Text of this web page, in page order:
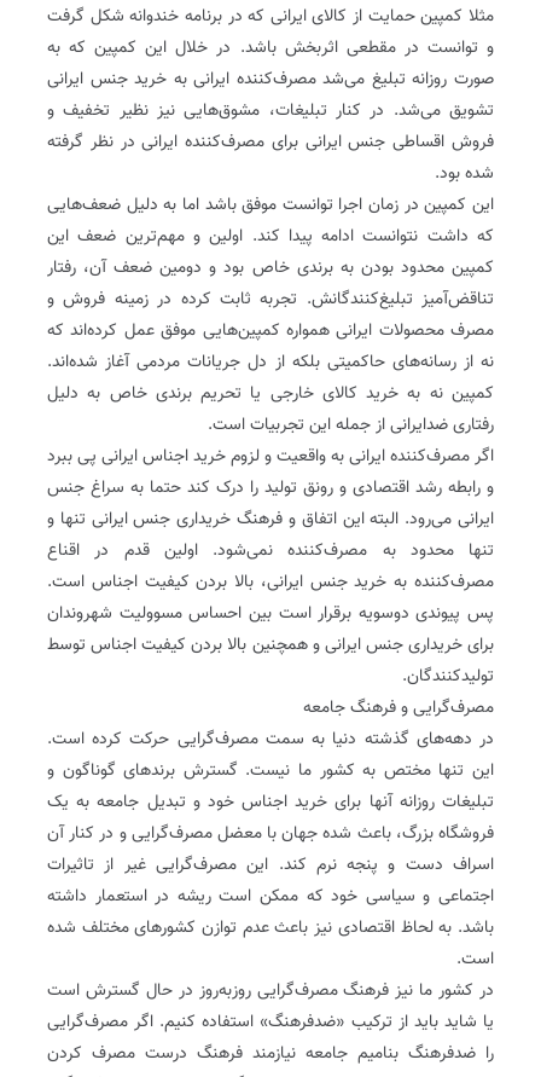
مثلا کمپین حمایت از کالای ایرانی که در برنامه خندوانه شکل گرفت
و توانست در مقطعی اثربخش باشد. در خلال این کمپین که به
صورت روزانه تبلیغ می‌شد مصرف‌کننده ایرانی به خرید جنس ایرانی
تشویق می‌شد. در کنار تبلیغات، مشوق‌هایی نیز نظیر تخفیف و
فروش اقساطی جنس ایرانی برای مصرف‌کننده ایرانی در نظر گرفته
شده بود.
این کمپین در زمان اجرا توانست موفق باشد اما به دلیل ضعف‌هایی
که داشت نتوانست ادامه پیدا کند. اولین و مهم‌ترین ضعف این
کمپین محدود بودن به برندی خاص بود و دومین ضعف آن، رفتار
تناقض‌آمیز تبلیغ‌کنندگانش. تجربه ثابت کرده در زمینه فروش و
مصرف محصولات ایرانی همواره کمپین‌هایی موفق عمل کرده‌اند که
نه از رسانه‌های حاکمیتی بلکه از دل جریانات مردمی آغاز شده‌اند.
کمپین نه به خرید کالای خارجی یا تحریم برندی خاص به دلیل
رفتاری ضدایرانی از جمله این تجربیات است.
اگر مصرف‌کننده ایرانی به واقعیت و لزوم خرید اجناس ایرانی پی ببرد
و رابطه رشد اقتصادی و رونق تولید را درک کند حتما به سراغ جنس
ایرانی می‌رود. البته این اتفاق و فرهنگ خریداری جنس ایرانی تنها و
تنها محدود به مصرف‌کننده نمی‌شود. اولین قدم در اقناع
مصرف‌کننده به خرید جنس ایرانی، بالا بردن کیفیت اجناس است.
پس پیوندی دوسویه برقرار است بین احساس مسوولیت شهروندان
برای خریداری جنس ایرانی و همچنین بالا بردن کیفیت اجناس توسط
تولیدکنندگان.
مصرف‌گرایی و فرهنگ جامعه
در دهه‌های گذشته دنیا به سمت مصرف‌گرایی حرکت کرده است.
این تنها مختص به کشور ما نیست. گسترش برندهای گوناگون و
تبلیغات روزانه آنها برای خرید اجناس خود و تبدیل جامعه به یک
فروشگاه بزرگ، باعث شده جهان با معضل مصرف‌گرایی و در کنار آن
اسراف دست و پنجه نرم کند. این مصرف‌گرایی غیر از تاثیرات
اجتماعی و سیاسی خود که ممکن است ریشه در استعمار داشته
باشد. به لحاظ اقتصادی نیز باعث عدم توازن کشورهای مختلف شده
است.
در کشور ما نیز فرهنگ مصرف‌گرایی روز‌به‌روز در حال گسترش است
یا شاید باید از ترکیب «ضدفرهنگ» استفاده کنیم. اگر مصرف‌گرایی
را ضدفرهنگ بنامیم جامعه نیازمند فرهنگ درست مصرف کردن